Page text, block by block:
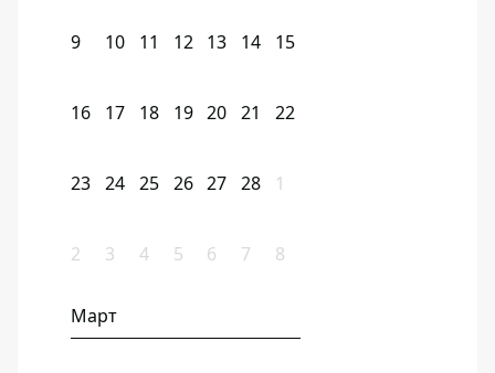
9 10 11 12 13 14 15
16 17 18 19 20 21 22
23 24 25 26 27 28 1
2 3 4 5 6 7 8
Март